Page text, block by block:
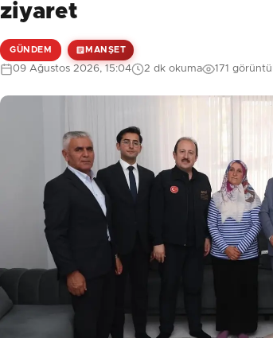
ziyaret
GÜNDEM MANŞET
09 Ağustos 2026, 15:04 2 dk okuma 171